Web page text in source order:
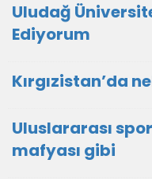
Uludağ
Ediyorum
Kırgızistan’da
Uluslararası
mafyası gibi